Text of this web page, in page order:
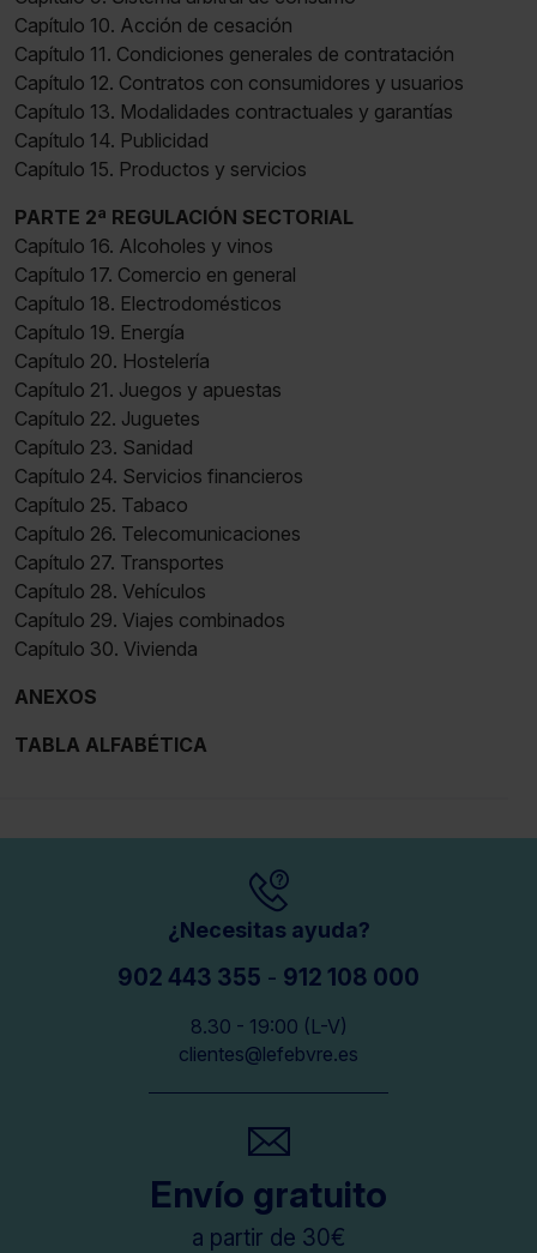
Saber más acerca de las cookies
Capítulo 10. Acción de cesación
Capítulo 11. Condiciones generales de contratación
Capítulo 12. Contratos con consumidores y usuarios
Capítulo 13. Modalidades contractuales y garantías
Capítulo 14. Publicidad
Capítulo 15. Productos y servicios
PARTE 2ª REGULACIÓN SECTORIAL
Capítulo 16. Alcoholes y vinos
Capítulo 17. Comercio en general
Capítulo 18. Electrodomésticos
Capítulo 19. Energía
Capítulo 20. Hostelería
Capítulo 21. Juegos y apuestas
Capítulo 22. Juguetes
Capítulo 23. Sanidad
Capítulo 24. Servicios financieros
Capítulo 25. Tabaco
Capítulo 26. Telecomunicaciones
Capítulo 27. Transportes
Capítulo 28. Vehículos
Capítulo 29. Viajes combinados
Capítulo 30. Vivienda
ANEXOS
TABLA ALFABÉTICA
¿Necesitas ayuda?
902 443 355 - 912 108 000
8.30 - 19:00 (L-V)
clientes@lefebvre.es
Envío gratuito
a partir de 30€